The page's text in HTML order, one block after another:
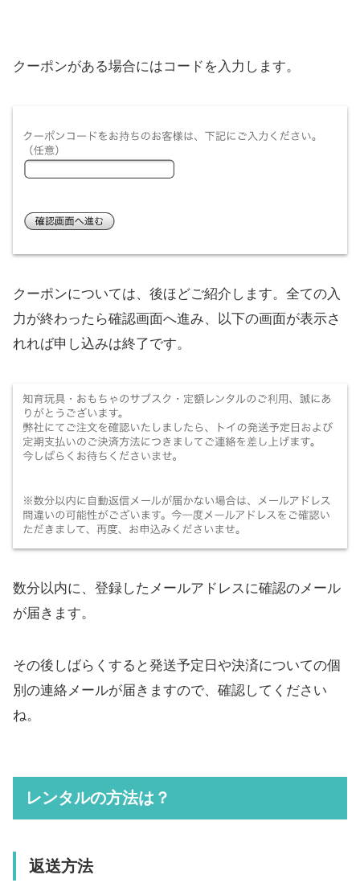
クーポンがある場合にはコードを入力します。
クーポンについては、後ほどご紹介します。全ての入
力が終わったら確認画面へ進み、以下の画面が表示さ
れれば申し込みは終了です。
数分以内に、登録したメールアドレスに確認のメール
が届きます。
その後しばらくすると発送予定日や決済についての個
別の連絡メールが届きますので、確認してください
ね。
レンタルの方法は？
返送方法